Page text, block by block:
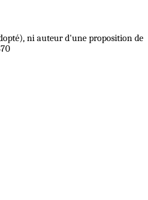
ni auteur d'une proposition de